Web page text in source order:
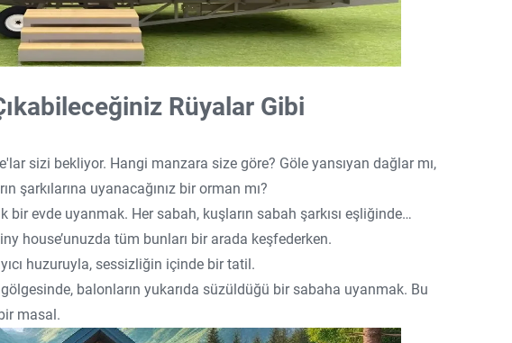
Rüyalar Gibi
sizi bekliyor. Hangi manzara size göre? Göle yansıyan dağlar mı,
şarkılarına uyanacağınız bir orman mı?
bir evde uyanmak. Her sabah, kuşların sabah şarkısı eşliğinde…
house’unuzda tüm bunları bir arada keşfederken.
huzuruyla, sessizliğin içinde bir tatil.
gölgesinde, balonların yukarıda süzüldüğü bir sabaha uyanmak. Bu
masal.